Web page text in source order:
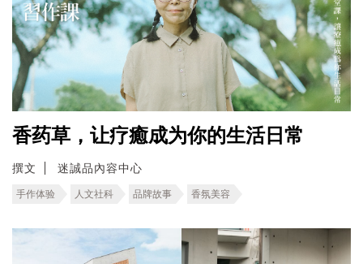
香药草，让疗癒成为你的生活日常
撰文 迷誠品內容中心
手作体验 人文社科 品牌故事 香氛美容